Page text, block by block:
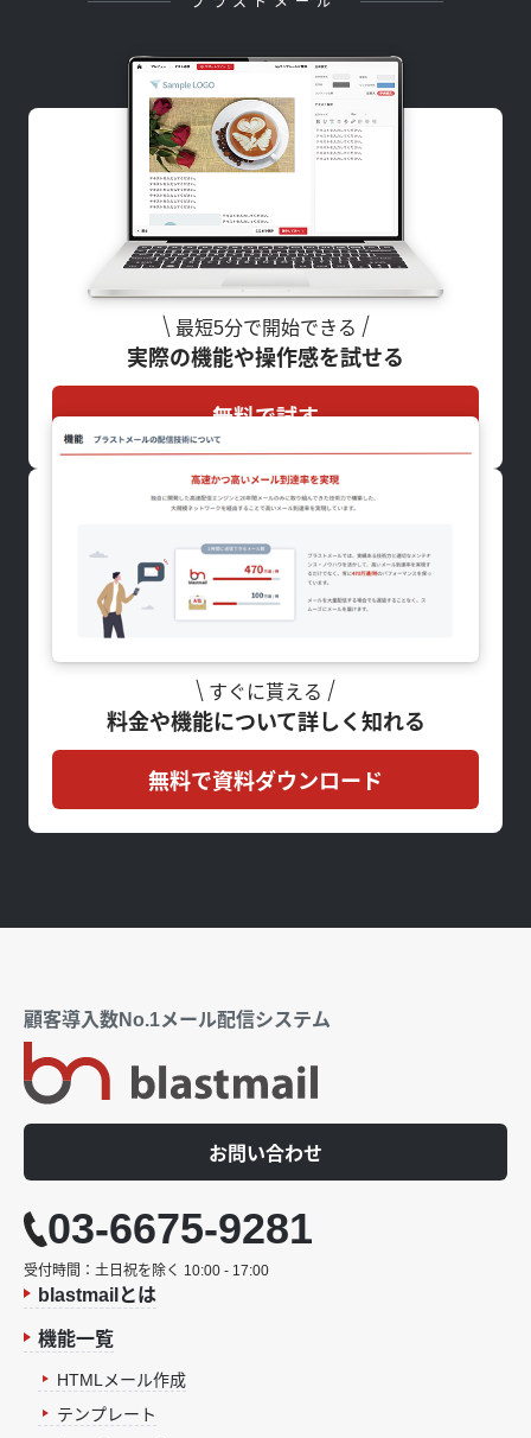
最短5分で開始できる
実際の機能や操作感を試せる
無料で試す
すぐに貰える
料金や機能について詳しく知れる
無料で資料ダウンロード
顧客導入数No.1メール配信システム
お問い合わせ
03-6675-9281
受付時間：土日祝を除く 10:00 - 17:00
blastmailとは
機能一覧
HTMLメール作成
テンプレート